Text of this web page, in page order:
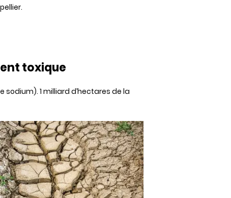
toxique
sodium). 1 milliard d’hectares de la